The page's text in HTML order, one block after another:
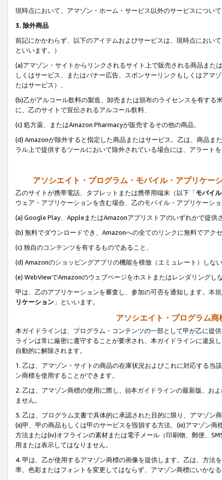
現時点において、アマゾン・ホーム・サービス以外のサービスについ
3. 除外商品
前記にかかわらず、以下のアイテムおよびサービスは、現時点におい
といいます。）
(a)アマゾン・サイトからリンクされるサイト上で販売される商品ま
しくはサービス、またはバナー広告、スポンサーリンクもしくはアマ
たはサービス）、
(b)乙がアルコール飲料の製造、卸売または頒布のライセンスを有す
に、乙のサイトで宣伝されるアルコール飲料、
(c) 処方薬、またはAmazon Pharmacyが販売するその他の商品、
(d) Amazonが除外すると指定した商品またはサービス。乙は、商品ま
ラル上で提供するツールにおいて除外されている場合には、アラート
アソシエイト・プログラム・モバイル・アプリケー
乙のサイトが携帯電話、タブレットまたは携帯用端末（以下「モバイ
ウェア・アプリケーションを含む場合、乙のモバイル・アプリケーシ
(a) Google Play、AppleまたはAmazonアプリストアのいずれかで提供
(b) 無料でダウンロードでき、Amazonへの全てのリンクに無料でアク
(c) 独自のコンテンツを有するものであること、
(d) Amazonのショッピングアプリの機能を模倣（エミュレート）しな
(e) WebViewでAmazonのウェブページをホストまたはレンダリングし
甲は、乙のアプリケーションを審査し、参加の可否を通知します。 本
リケーション 」といいます。
アソシエイト・プログラム
本ガイドラインは、プログラム・コンテンツの一部として甲が乙に提
ラインは常に厳密に遵守することが要求され、本ガイドラインに違反
自動的に解除されます。
1. 乙は、アマゾン・サイトの商品の在庫状況およびこれに対応する
ン商標を使用することができます。
2. 乙は、アマゾン商標の使用に際し、(i)本ガイドラインの最新版、お
ません。
3. 乙は、プログラム文書で具体的に承認された目的に限り、アマゾン
(ii)甲、甲の商品もしくは甲のサービスを毀損する方法、(iii)アマゾン
方法または(iv)オフラインの素材または電子メール（印刷物、郵便、
用または表示してはなりません。
4. 甲は、乙が使用するアマゾン商標の画像を提供します。乙は、方
率、色彩またはフォントを変更してはならず、アマゾン商標にいかな